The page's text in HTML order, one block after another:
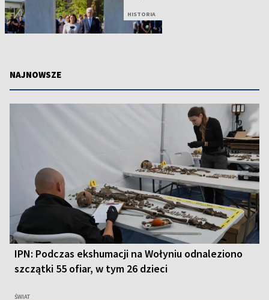
HISTORIA
NAJNOWSZE
IPN: Podczas ekshumacji na Wołyniu odnaleziono
szczątki 55 ofiar, w tym 26 dzieci
ŚWIAT